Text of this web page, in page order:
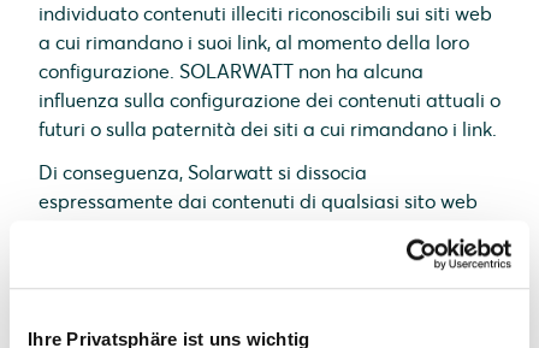
Ihre Privatsphäre ist uns wichtig
individuato contenuti illeciti riconoscibili sui siti web
a cui rimandano i suoi link, al momento della loro
configurazione. SOLARWATT non ha alcuna
influenza sulla configurazione dei contenuti attuali o
futuri o sulla paternità dei siti a cui rimandano i link.
Di conseguenza, Solarwatt si dissocia
espressamente dai contenuti di qualsiasi sito web
Tale dichiarazione si applica a tutti i link e
riferimenti presenti in qualsiasi pagina web di